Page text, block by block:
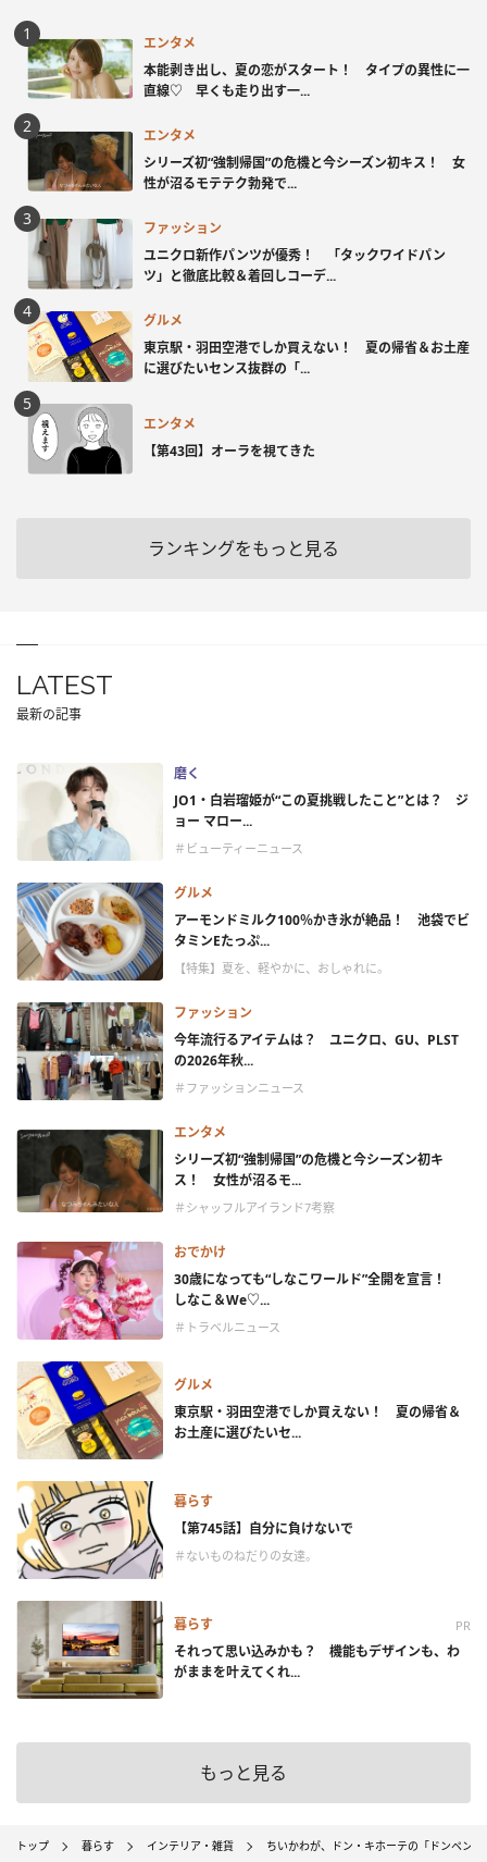
エンタメ
本能剥き出し、夏の恋がスタート！ タイプの異性に一
直線♡ 早くも走り出す一...
エンタメ
シリーズ初“強制帰国”の危機と今シーズン初キス！ 女
性が沼るモテテク勃発で...
ファッション
ユニクロ新作パンツが優秀！ 「タックワイドパン
ツ」と徹底比較＆着回しコーデ...
グルメ
東京駅・羽田空港でしか買えない！ 夏の帰省＆お土産
に選びたいセンス抜群の「...
エンタメ
【第43回】オーラを視てきた
ランキングをもっと見る
LATEST
最新の記事
磨く
JO1・白岩瑠姫が“この夏挑戦したこと”とは？ ジ
ョー マロー...
＃ビューティーニュース
グルメ
アーモンドミルク100％かき氷が絶品！ 池袋でビ
タミンEたっぷ...
【特集】夏を、軽やかに、おしゃれに。
ファッション
今年流行るアイテムは？ ユニクロ、GU、PLST
の2026年秋...
＃ファッションニュース
エンタメ
シリーズ初“強制帰国”の危機と今シーズン初キ
ス！ 女性が沼るモ...
＃シャッフルアイランド7考察
おでかけ
30歳になっても“しなこワールド”全開を宣言！
しなこ＆We♡...
＃トラベルニュース
グルメ
東京駅・羽田空港でしか買えない！ 夏の帰省＆
お土産に選びたいセ...
暮らす
【第745話】自分に負けないで
＃ないものねだりの女達。
暮らす PR
それって思い込みかも？ 機能もデザインも、わ
がままを叶えてくれ...
もっと見る
トップ 暮らす インテリア・雑貨 ちいかわが、ドン・キホーテの「ドンペン